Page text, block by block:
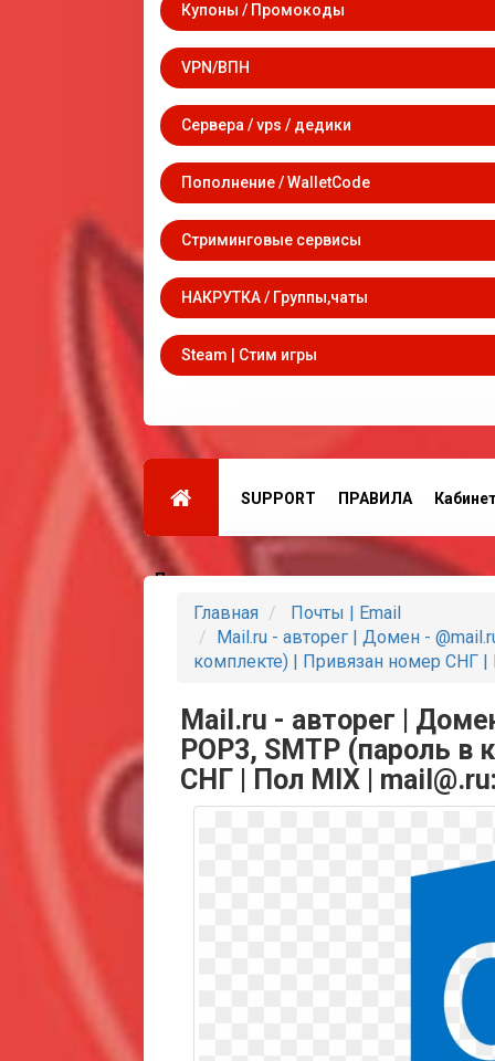
Купоны / Промокоды
VPN/ВПН
Сервера / vps / дедики
Пополнение / WalletCode
Стриминговые сервисы
НАКРУТКА / Группы,чаты
Steam | Стим игры
SUPPORT ПРАВИЛА
Партнеры
Главная
Почты | Email
Mail.ru - авторег | Домен -
комплекте) | Привязан номер СНГ |
Mail.ru - авторег |
POP3, SMTP (пароль
СНГ | Пол MIX |